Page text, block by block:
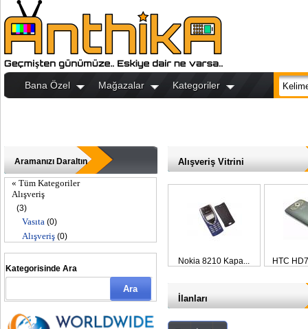
Bana Özel Mağazalar Kategoriler
Aramanızı Daraltın
« Tüm Kategoriler
Alışveriş
(3)
Vasıta (0)
Alışveriş (0)
Kategorisinde Ara
Alışveriş Vitrini
Nokia 8210 Kapa... HTC
İlanları